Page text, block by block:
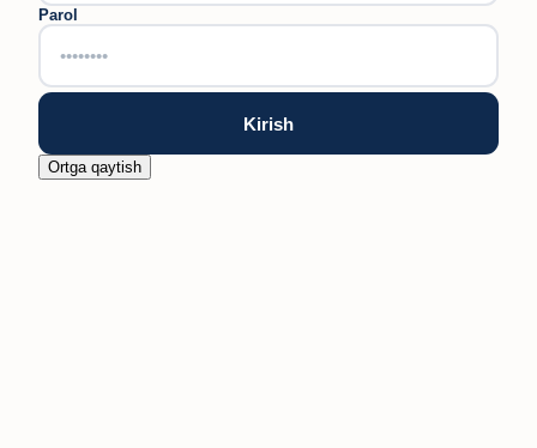
Parol
Kirish
Ortga qaytish